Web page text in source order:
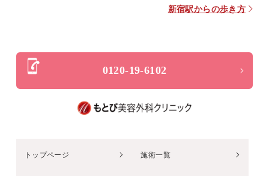
新宿駅からの歩き方
0120-19-6102
トップページ 施術一覧